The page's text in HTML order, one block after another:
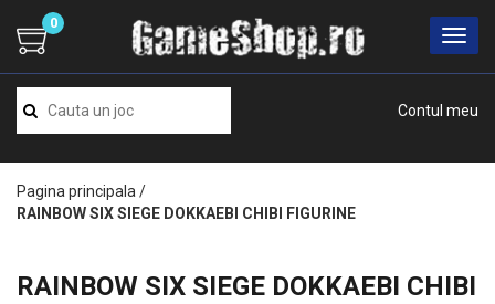
Contul meu
0
Pagina principala /
RAINBOW SIX SIEGE DOKKAEBI CHIBI FIGURINE
RAINBOW SIX SIEGE DOKKAEBI CHIBI